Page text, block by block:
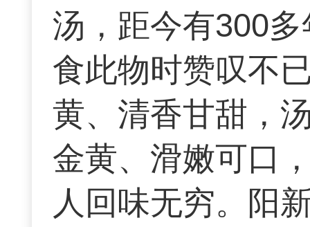
汤，距今有300
食此物时赞叹不
黄、清香甘甜，
金黄、滑嫩可口
人回味无穷。阳